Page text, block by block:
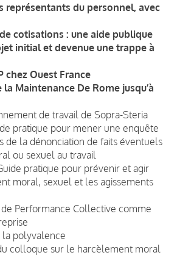
représentants du personnel, avec
cotisations : une aide publique
initial et devenue une trappe à
chez Ouest France
la Maintenance De Rome jusqu’à
de travail de Sopra-Steria
pratique pour mener une enquête
de la dénonciation de faits éventuels
ou sexuel au travail
pratique pour prévenir et agir
moral, sexuel et les agissements
de Performance Collective comme
la polyvalence
colloque sur le harcèlement moral